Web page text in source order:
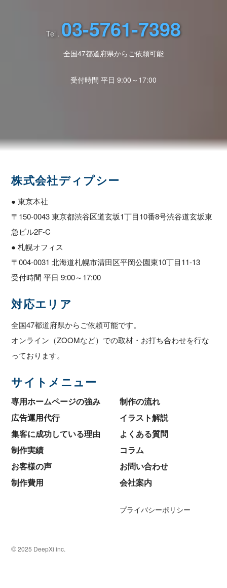
Tel . 03-5761-7398
全国47都道府県からご依頼可能
受付時間 平日 9:00～17:00
株式会社ディプシー
● 東京本社
〒150-0043 東京都渋谷区道玄坂1丁目10番8号渋谷道玄坂東
急ビル2F-C
● 札幌オフィス
〒004-0031 北海道札幌市清田区平岡公園東10丁目11-13
受付時間 平日 9:00～17:00
対応エリア
全国47都道府県からご依頼可能です。
オンライン（ZOOMなど）での取材・お打ち合わせを行な
っております。
サイトメニュー
専用ホームページの強み
広告運用代行
集客に成功している理由
制作実績
お客様の声
制作費用
制作の流れ
イラスト解説
よくある質問
コラム
お問い合わせ
会社案内
プライバシーポリシー
© 2025 DeepXi inc.